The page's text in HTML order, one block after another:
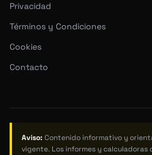
Privacidad
Términos y Condiciones
Cookies
Contacto
Aviso: Contenido informativo y
vigente. Los informes y calculadoras